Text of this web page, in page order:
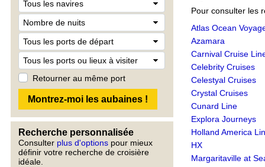
Retourner au même port
Recherche personnalisée
Consulter plus d'options pour mieux
définir votre recherche de croisière
idéale.
Pour consulter les
Atlas Ocean
Azamara
Carnival Cruise
Celebrity Cruises
Celestyal Cruises
Crystal Cruises
Cunard Line
Explora Journeys
Holland America
HX
Margaritaville at